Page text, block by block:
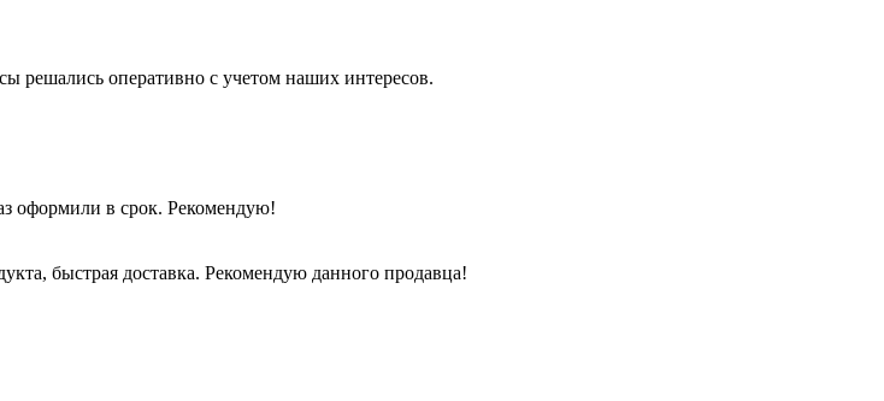
решались оперативно с учетом наших интересов.
оформили в срок. Рекомендую!
быстрая доставка. Рекомендую данного продавца!